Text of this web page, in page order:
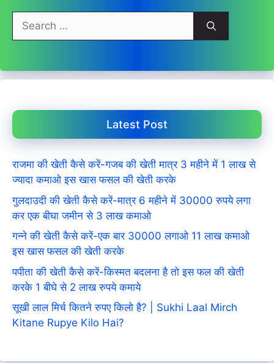
Search
for:
Latest Post
राजमा की खेती कैसे करें-गजब की खेती मात्र 3 महीने में 1 लाख से
ज्यादा कमाओ इस खास फसल की खेती करके
गुलदाउदी की खेती कैसे करें-मात्र 6 महीने में 30000 रुपये लगा
कर एक बीघा जमीन से 3 लाख कमाओ
गन्ने की खेती कैसे करें-एक बार 30000 लगाओ 11 लाख कमाओ
इस खास फसल की खेती करके
पपीता की खेती कैसे करें-किस्मत बदलना है तो इस फल की खेती
करके 1 बीघे से 2 लाख रुपये कमाये
सूखी लाल मिर्च कितने रुपए किलो है? | Sukhi Laal Mirch
Kitane Rupye Kilo Hai?